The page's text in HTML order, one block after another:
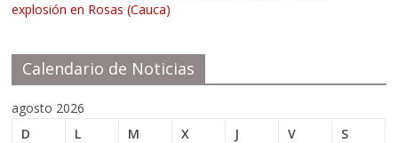
explosión en Rosas (Cauca)
Calendario de Noticias
agosto 2026
D
L M X J V
S